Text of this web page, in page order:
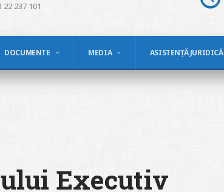
22 237 101
DOCUMENTE MEDIA ASISTENȚĂ JURIDICĂ
Executiv